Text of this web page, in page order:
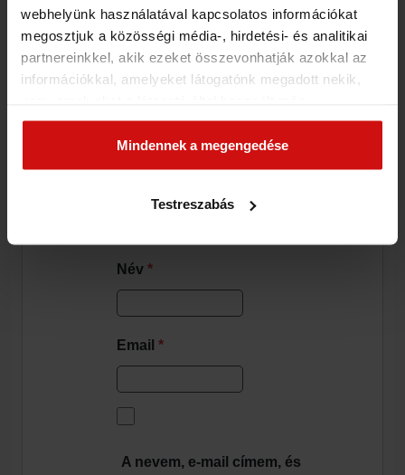
webhelyünk használatával kapcsolatos információkat
megosztjuk a közösségi média-, hirdetési- és analitikai
partnereinkkel, akik ezeket összevonhatják azokkal az
információkkal, amelyeket látogatónk megadott nekik,
szolgáltatásokból gyűjtöttek. Elfogadásával segíti a
munkánkat és nagyobb felhasználói élményt
biztosíthatunk mi is látogatóinknak.
Mindennek a megengedése
Testreszabás
Vélemény,
hozzászólás?
Hozzászólás
Név *
Email *
A nevem, e-mail címem, és